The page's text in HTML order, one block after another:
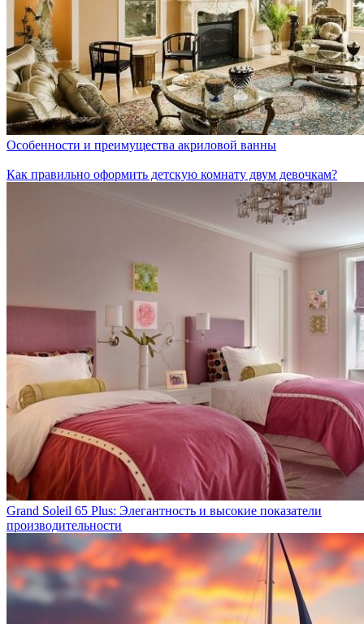
Особенности и преимущества акриловой ванны
Как правильно оформить детскую комнату двум девочкам?
Grand Soleil 65 Plus: Элегантность и высокие показатели
производительности